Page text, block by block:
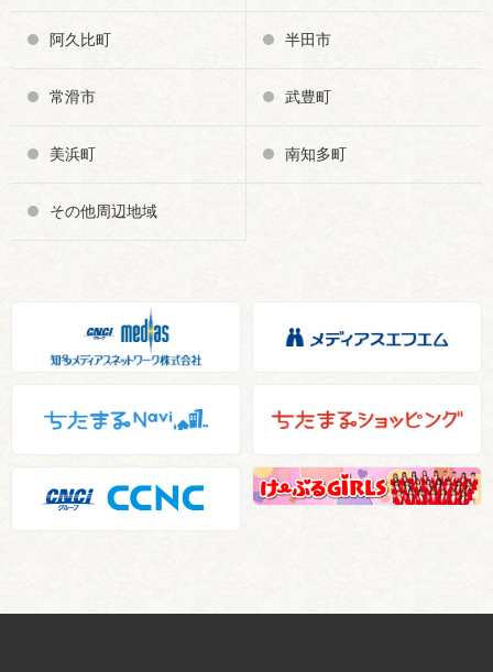
阿久比町 半田市
常滑市 武豊町
美浜町 南知多町
その他周辺地域